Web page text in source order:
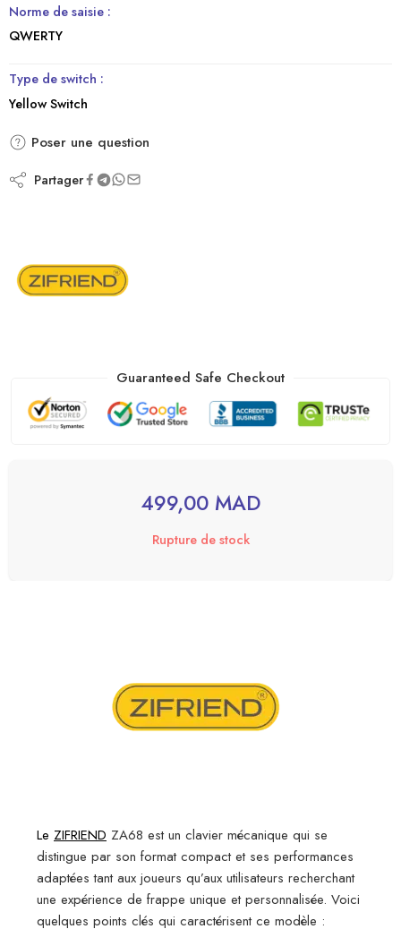
Norme de saisie :
QWERTY
Type de switch :
Yellow Switch
Poser une question
Partager
Guaranteed Safe Checkout
499,00 MAD
Rupture de stock
Le ZIFRIEND ZA68 est un clavier mécanique qui se
distingue par son format compact et ses performances
adaptées tant aux joueurs qu’aux utilisateurs recherchant
une expérience de frappe unique et personnalisée. Voici
quelques points clés qui caractérisent ce modèle :